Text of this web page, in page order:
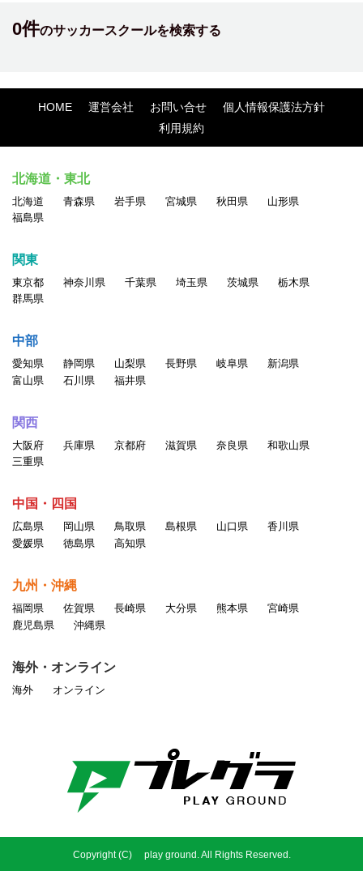
0件のサッカースクールを検索する
HOME 運営会社 お問い合せ
個人情報保護法方針
利用規約
北海道・東北
北海道 青森県 岩手県 宮城県 秋田県
山形県
福島県
関東
東京都 神奈川県 千葉県 埼玉県 茨城県
栃木県
群馬県
中部
愛知県 静岡県 山梨県 長野県 岐阜県
新潟県
富山県
石川県 福井県
関西
大阪府 兵庫県 京都府 滋賀県 奈良県
和歌山県
三重県
中国・四国
広島県 岡山県 鳥取県 島根県 山口県
香川県
愛媛県
徳島県 高知県
九州・沖縄
福岡県 佐賀県 長崎県 大分県 熊本県
宮崎県
鹿児島県
沖縄県
海外・オンライン
海外 オンライン
Copyright (C) play ground. All Rights Reserved.